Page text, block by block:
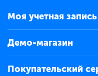
Моя учетная запись
Демо-магазин
Покупательский